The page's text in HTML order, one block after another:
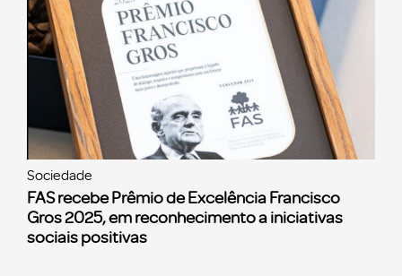
Sociedade
FAS recebe Prêmio de Excelência Francisco
Gros 2025, em reconhecimento a iniciativas
sociais positivas